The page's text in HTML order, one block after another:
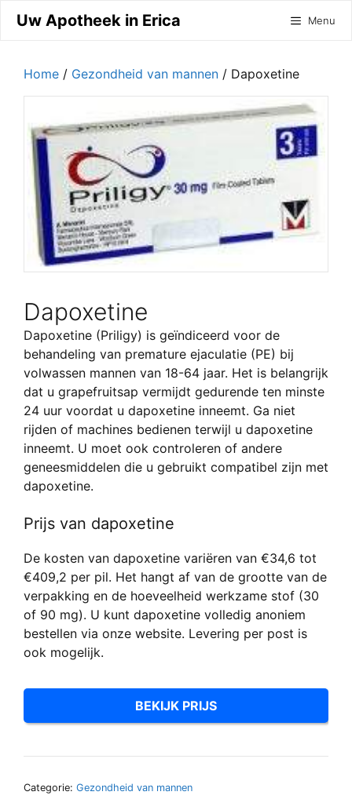
naar
inhoud
Uw Apotheek in Erica Menu
Home / Gezondheid van mannen / Dapoxetine
Dapoxetine
Dapoxetine (Priligy) is geïndiceerd voor de
behandeling van premature ejaculatie (PE) bij
volwassen mannen van 18-64 jaar. Het is belangrijk
dat u grapefruitsap vermijdt gedurende ten minste
24 uur voordat u dapoxetine inneemt. Ga niet
rijden of machines bedienen terwijl u dapoxetine
inneemt. U moet ook controleren of andere
geneesmiddelen die u gebruikt compatibel zijn met
dapoxetine.
Prijs van dapoxetine
De kosten van dapoxetine variëren van €34,6 tot
€409,2 per pil. Het hangt af van de grootte van de
verpakking en de hoeveelheid werkzame stof (30
of 90 mg). U kunt dapoxetine volledig anoniem
bestellen via onze website. Levering per post is
ook mogelijk.
BEKIJK PRIJS
Categorie: Gezondheid van mannen